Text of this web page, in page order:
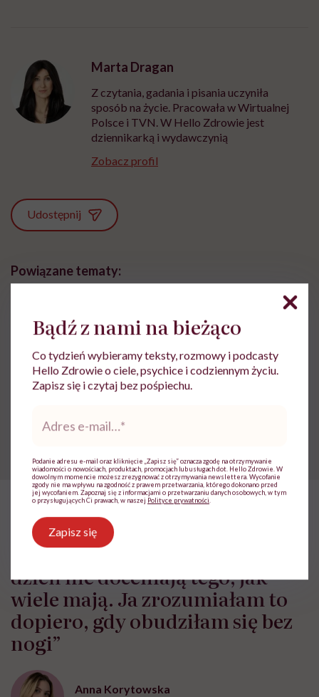
Marta Dragan
Z czytania, gadania i pisania uczyniła
sposób na życie. Pracowała w Wirtualnej
Polsce i TVN. W Hello Zdrowie jest
dziennikarką i wydawczynią
Zobacz profil
Udostępnij
Powiązane tematy:
i
Treści zawarte w serwisie mają wyłącznie
charakter informacyjny i nie stanowią porady
skonsultować się z lekarzem.
HelloZdrowie › Choroby
Maja Wesołowska: „Ludzie na co
dzień nie doceniają tego, jak
wiele mają. Ja zrozumiałam to
dopiero, gdy obudziłam się bez
nogi”
Anna Korytowska
Bądź z nami na bieżąco
Co tydzień wybieramy teksty, rozmowy i podcasty
Hello Zdrowie o ciele, psychice i codziennym życiu.
Zapisz się i czytaj bez pośpiechu.
mail*
Podanie adresu e-mail oraz kliknięcie „Zapisz się” oznacza zgodę na otrzymywanie
wiadomości o nowościach, produktach, promocjach lub usługach dot. Hello Zdrowie. W
dowolnym momencie możesz zrezygnować z otrzymywania newslettera. Wycofanie
zgody nie ma wpływu na zgodność z prawem przetwarzania, którego dokonano przed
jej wycofaniem. Zapoznaj się z informacjami o przetwarzaniu danych osobowych, w tym
o przysługujących Ci prawach, w naszej Polityce prywatności
Zapisz się